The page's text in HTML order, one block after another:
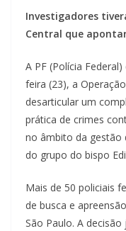
Investigadores
Central que
A PF (Polícia
feira (23), a
desarticular um
prática de crimes
no âmbito da gestão
do grupo do bispo
Mais de 50 policiais
de busca e
São Paulo. A